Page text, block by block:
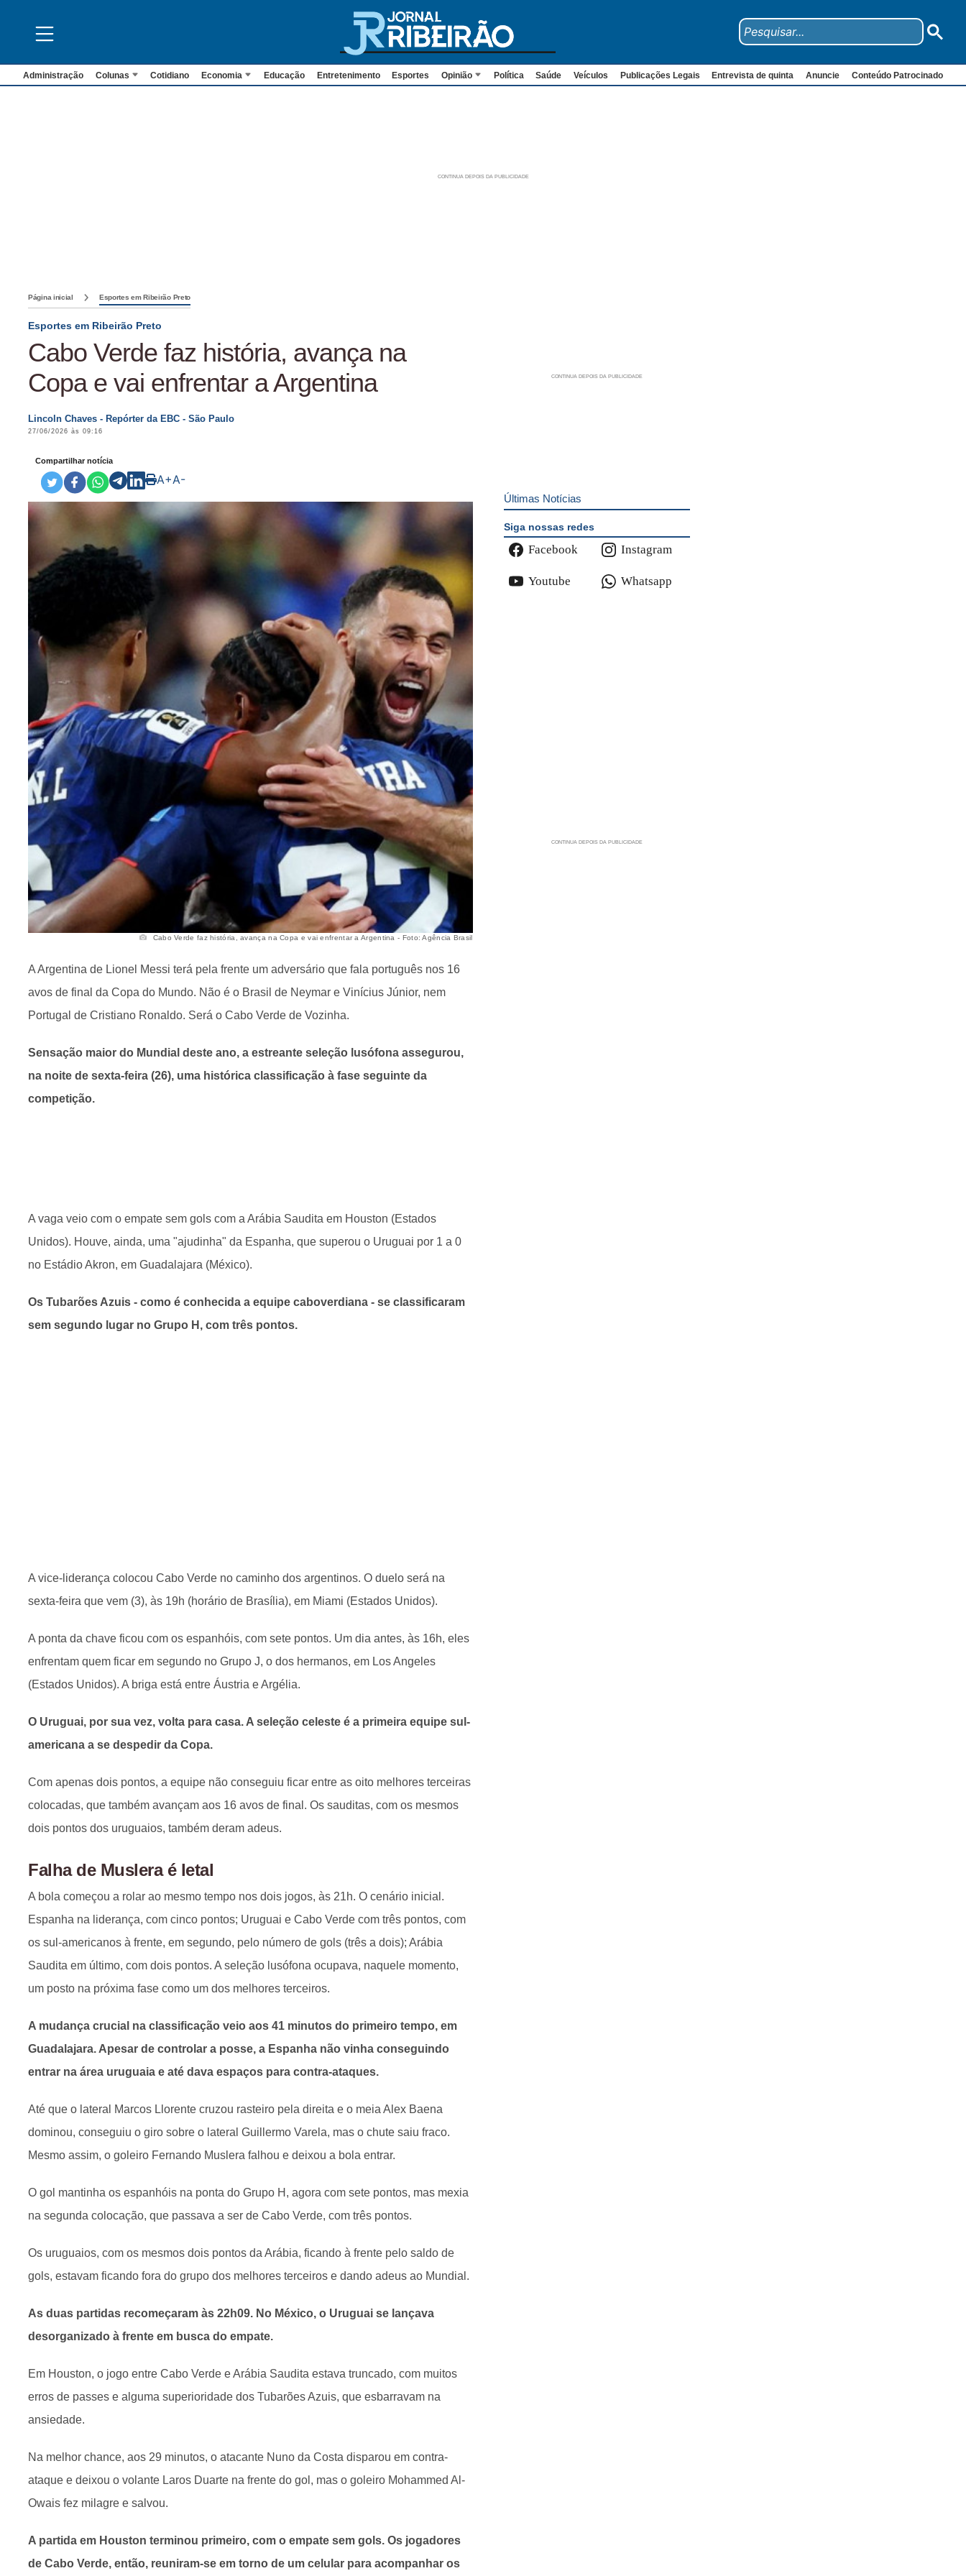
Administração Colunas Cotidiano Economia Educação Entretenimento Esportes Opinião Política Saúde Veículos Publicações Legais Entrevista de quinta Anuncie Conteúdo Patrocinado
Página inicial Esportes em Ribeirão Preto
Esportes em Ribeirão Preto
Cabo Verde faz história, avança na
Copa e vai enfrentar a Argentina
Lincoln Chaves - Repórter da EBC - São Paulo
27/06/2026 às 09:16
Compartilhar notícia
A+A-
Cabo Verde faz história, avança na Copa e vai enfrentar a Argentina - Foto: Agência Brasil
A Argentina de Lionel Messi terá pela frente um adversário que fala português nos 16
avos de final da Copa do Mundo. Não é o Brasil de Neymar e Vinícius Júnior, nem
Portugal de Cristiano Ronaldo. Será o Cabo Verde de Vozinha.
Sensação maior do Mundial deste ano, a estreante seleção lusófona assegurou,
na noite de sexta-feira (26), uma histórica classificação à fase seguinte da
competição.
A vaga veio com o empate sem gols com a Arábia Saudita em Houston (Estados
Unidos). Houve, ainda, uma "ajudinha" da Espanha, que superou o Uruguai por 1 a 0
no Estádio Akron, em Guadalajara (México).
Os Tubarões Azuis - como é conhecida a equipe caboverdiana - se classificaram
sem segundo lugar no Grupo H, com três pontos.
A vice-liderança colocou Cabo Verde no caminho dos argentinos. O duelo será na
sexta-feira que vem (3), às 19h (horário de Brasília), em Miami (Estados Unidos).
A ponta da chave ficou com os espanhóis, com sete pontos. Um dia antes, às 16h, eles
enfrentam quem ficar em segundo no Grupo J, o dos hermanos, em Los Angeles
(Estados Unidos). A briga está entre Áustria e Argélia.
O Uruguai, por sua vez, volta para casa. A seleção celeste é a primeira equipe sul-
americana a se despedir da Copa.
Com apenas dois pontos, a equipe não conseguiu ficar entre as oito melhores terceiras
colocadas, que também avançam aos 16 avos de final. Os sauditas, com os mesmos
dois pontos dos uruguaios, também deram adeus.
Falha de Muslera é letal
A bola começou a rolar ao mesmo tempo nos dois jogos, às 21h. O cenário inicial.
Espanha na liderança, com cinco pontos; Uruguai e Cabo Verde com três pontos, com
os sul-americanos à frente, em segundo, pelo número de gols (três a dois); Arábia
Saudita em último, com dois pontos. A seleção lusófona ocupava, naquele momento,
um posto na próxima fase como um dos melhores terceiros.
A mudança crucial na classificação veio aos 41 minutos do primeiro tempo, em
Guadalajara. Apesar de controlar a posse, a Espanha não vinha conseguindo
entrar na área uruguaia e até dava espaços para contra-ataques.
Até que o lateral Marcos Llorente cruzou rasteiro pela direita e o meia Alex Baena
dominou, conseguiu o giro sobre o lateral Guillermo Varela, mas o chute saiu fraco.
Mesmo assim, o goleiro Fernando Muslera falhou e deixou a bola entrar.
O gol mantinha os espanhóis na ponta do Grupo H, agora com sete pontos, mas mexia
na segunda colocação, que passava a ser de Cabo Verde, com três pontos.
Os uruguaios, com os mesmos dois pontos da Arábia, ficando à frente pelo saldo de
gols, estavam ficando fora do grupo dos melhores terceiros e dando adeus ao Mundial.
As duas partidas recomeçaram às 22h09. No México, o Uruguai se lançava
desorganizado à frente em busca do empate.
Em Houston, o jogo entre Cabo Verde e Arábia Saudita estava truncado, com muitos
erros de passes e alguma superioridade dos Tubarões Azuis, que esbarravam na
ansiedade.
Na melhor chance, aos 29 minutos, o atacante Nuno da Costa disparou em contra-
ataque e deixou o volante Laros Duarte na frente do gol, mas o goleiro Mohammed Al-
Owais fez milagre e salvou.
A partida em Houston terminou primeiro, com o empate sem gols. Os jogadores
de Cabo Verde, então, reuniram-se em torno de um celular para acompanhar os
Últimas Notícias
Siga nossas redes
Facebook Instagram
Youtube Whatsapp